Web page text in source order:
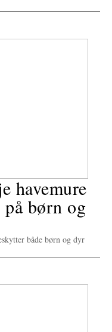
havemure
på børn og
både børn og dyr